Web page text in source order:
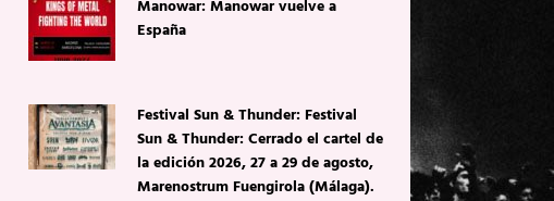
Manowar: Manowar vuelve a
España
Festival Sun & Thunder: Festival
Sun & Thunder: Cerrado el cartel de
la edición 2026, 27 a 29 de agosto,
Marenostrum Fuengirola (Málaga).